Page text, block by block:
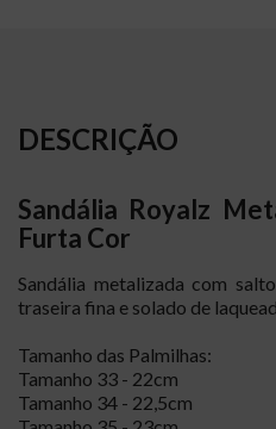
DESCRIÇÃO
Sandália Royalz
Furta Cor
Sandália metalizada com
traseira fina e solado de
Tamanho das Palmilhas:
Tamanho 33 - 22cm
Tamanho 34 - 22,5cm